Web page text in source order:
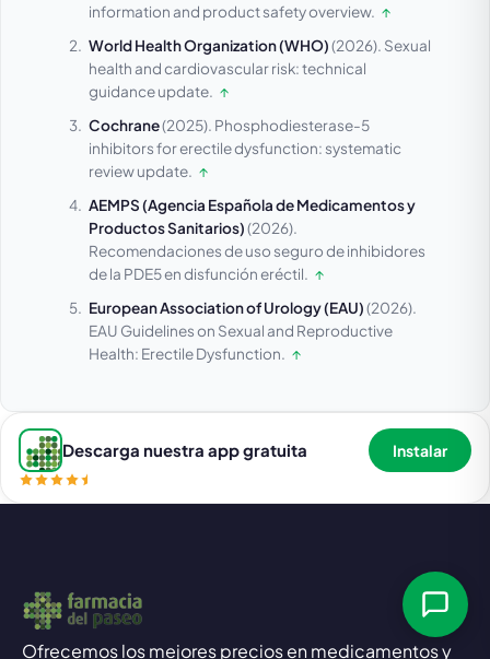
information and product safety overview. ↑
World Health Organization (WHO)(2026). Sexual
health and cardiovascular risk: technical
guidance update. ↑
Cochrane(2025). Phosphodiesterase-5
inhibitors for erectile dysfunction: systematic
review update. ↑
AEMPS (Agencia Española de Medicamentos y
Productos Sanitarios)(2026).
Recomendaciones de uso seguro de inhibidores
de la PDE5 en disfunción eréctil. ↑
European Association of Urology (EAU)(2026).
EAU Guidelines on Sexual and Reproductive
Health: Erectile Dysfunction. ↑
Descarga nuestra app gratuita Instalar
Ofrecemos los mejores precios en medicamentos y